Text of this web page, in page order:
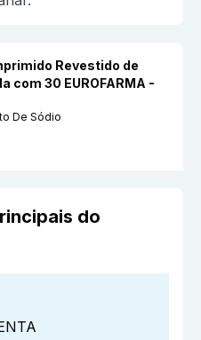
Revestido de
com 30 EUROFARMA -
De Sódio
do